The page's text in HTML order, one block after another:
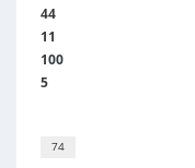
44
11
100
5
74